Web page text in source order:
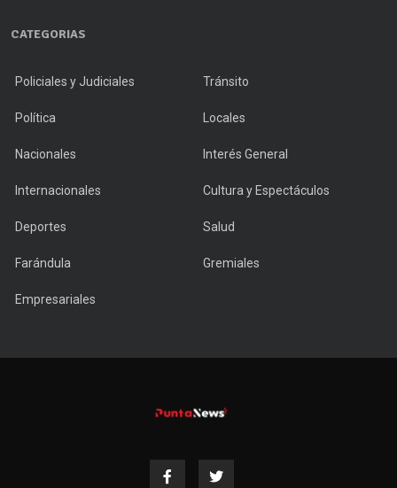
CATEGORIAS
Policiales y Judiciales Tránsito
Política Locales
Nacionales Interés General
Internacionales Cultura y Espectáculos
Deportes Salud
Farándula Gremiales
Empresariales